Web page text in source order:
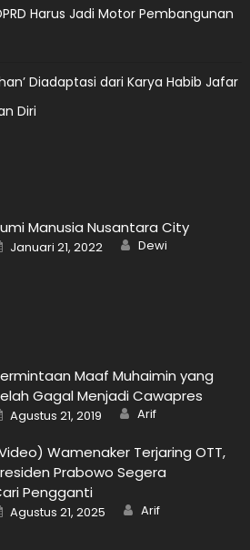
Harus Jadi Motor Pembangunan
Diadaptasi dari Karya Habib Jafar
Diri
Manusia Nusantara City
Posted
on
Januari 21, 2022 Author
Dewi
Maaf Muhaimin yang
Gagal Menjadi Cawapres
Posted
on
Agustus 21, 2019 Author
Arif
Wamenaker Terjaring OTT,
Prabowo Segera
Pengganti
Posted
on
Agustus 21, 2025 Author
Arif